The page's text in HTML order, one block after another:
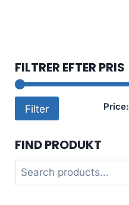
FILTRER EFTER PRIS
Filter Price:
FIND PRODUKT
Search
for: